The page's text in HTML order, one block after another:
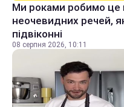
Ми роками робимо це
неочевидних речей,
підвіконні
08 серпня 2026, 10:11